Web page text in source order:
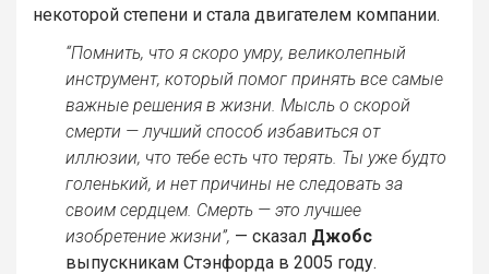
некоторой степени и стала двигателем компании.
“Помнить, что я скоро умру, великолепный
инструмент, который помог принять все самые
важные решения в жизни. Мысль о скорой
смерти — лучший способ избавиться от
иллюзии, что тебе есть что терять. Ты уже будто
голенький, и нет причины не следовать за
своим сердцем. Смерть — это лучшее
изобретение жизни”, — сказал Джобс
выпускникам Стэнфорда в 2005 году.